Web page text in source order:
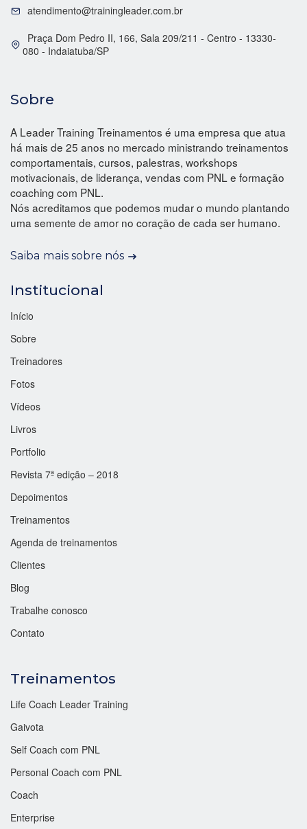
atendimento@trainingleader.com.br
Praça Dom Pedro II, 166, Sala 209/211 - Centro - 13330-
080 - Indaiatuba/SP
Sobre
A Leader Training Treinamentos é uma empresa que atua
há mais de 25 anos no mercado ministrando treinamentos
comportamentais, cursos, palestras, workshops
motivacionais, de liderança, vendas com PNL e formação
coaching com PNL.
Nós acreditamos que podemos mudar o mundo plantando
uma semente de amor no coração de cada ser humano.
Saiba mais sobre nós
Institucional
Início
Sobre
Treinadores
Fotos
Vídeos
Livros
Portfolio
Revista 7ª edição – 2018
Depoimentos
Treinamentos
Agenda de treinamentos
Clientes
Blog
Trabalhe conosco
Contato
Treinamentos
Life Coach Leader Training
Gaivota
Self Coach com PNL
Personal Coach com PNL
Coach
Enterprise